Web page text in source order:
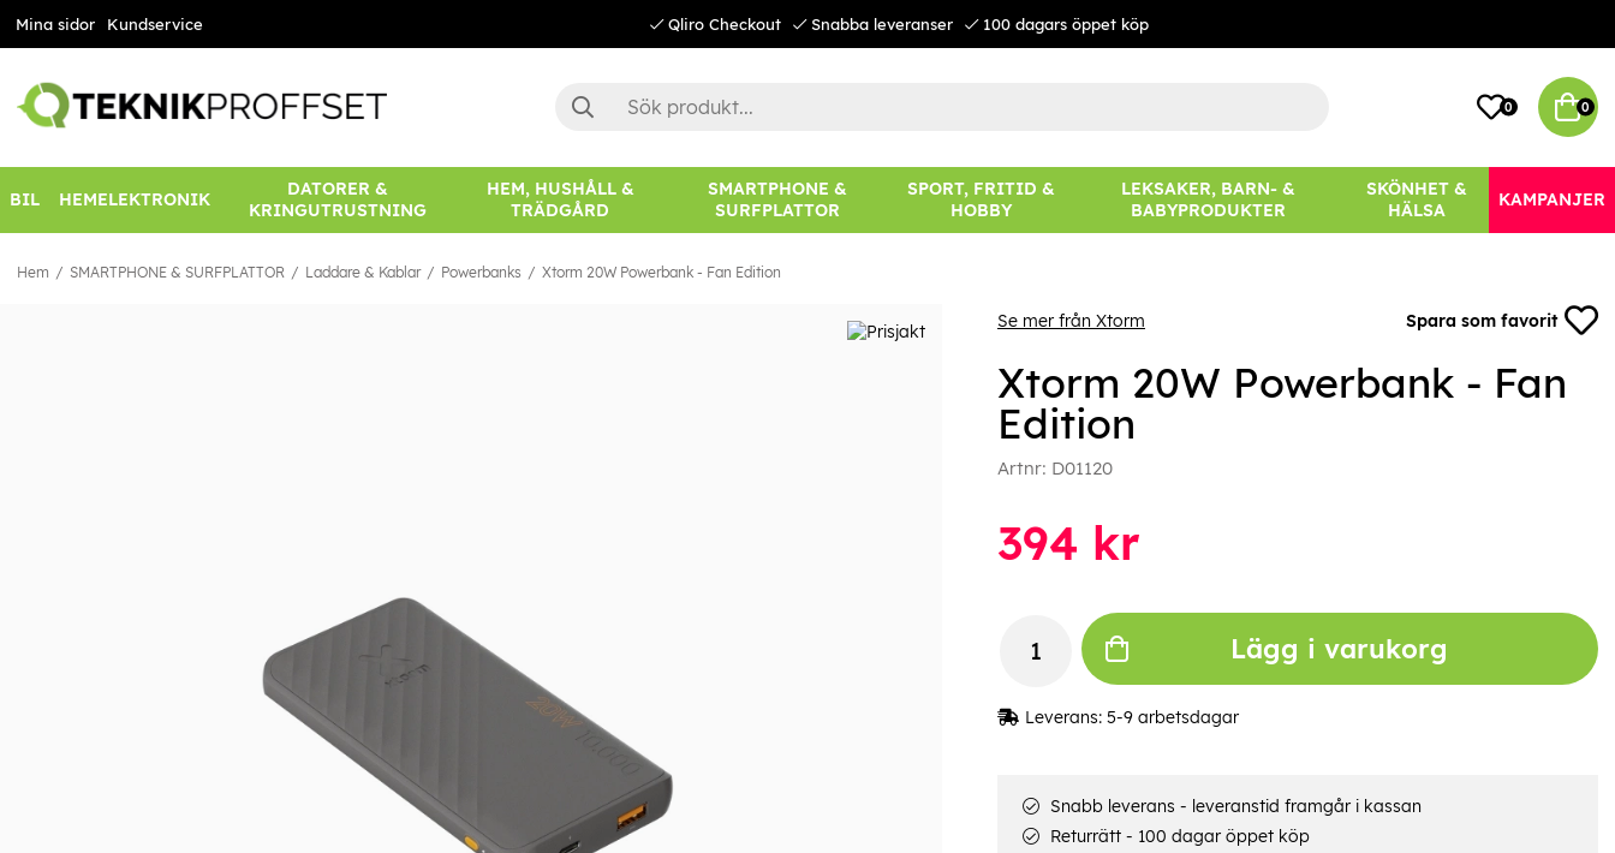
Mina sidor Kundservice Qliro Checkout Snabba leveranser 100 dagars öppet köp
0 0
BIL HEMELEKTRONIK
DATORER &
KRINGUTRUSTNING
HEM, HUSHÅLL &
TRÄDGÅRD
SMARTPHONE &
SURFPLATTOR
SPORT, FRITID &
HOBBY
LEKSAKER, BARN- &
BABYPRODUKTER
SKÖNHET &
HÄLSA
KAMPANJER
Hem SMARTPHONE & SURFPLATTOR Laddare & Kablar Powerbanks Xtorm 20W Powerbank - Fan Edition
Se mer från Xtorm Spara som favorit
Xtorm 20W Powerbank - Fan
Edition
Artnr: D01120
394 kr
Lägg i varukorg
Leverans: 5-9 arbetsdagar
Snabb leverans - leveranstid framgår i kassan
Returrätt - 100 dagar öppet köp